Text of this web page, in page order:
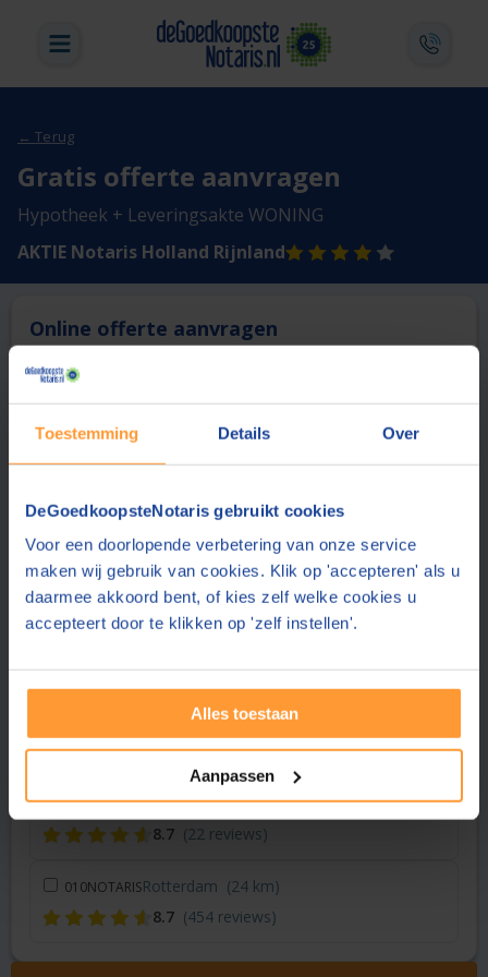
Toestemming Details Over
DeGoedkoopsteNotaris gebruikt cookies
Voor een doorlopende verbetering van onze service
maken wij gebruik van cookies. Klik op 'accepteren' als u
daarmee akkoord bent, of kies zelf welke cookies u
accepteert door te klikken op 'zelf instellen'.
Alles toestaan
Aanpassen
← Terug
Gratis offerte aanvragen
Hypotheek + Leveringsakte WONING
AKTIE Notaris Holland Rijnland
Online offerte aanvragen
Deze notaris biedt momenteel niet de mogelijkheid online
1 Vergelijk en bespaar
Vraag een offerte aan bij een andere notaris in de buurt
JUST NotarissenZoetermeer (13 km)
8.4
(955 reviews)
Notariaat Statenhaghe Den Haag
9.1 (239 reviews)
Gopisingh Van Os NotarissenHoofddorp
8.3 (158 reviews)
DeWoonnotarisGouda (21 km)
8.7 (22 reviews)
010NOTARISRotterdam (24 km)
8.7 (454 reviews)